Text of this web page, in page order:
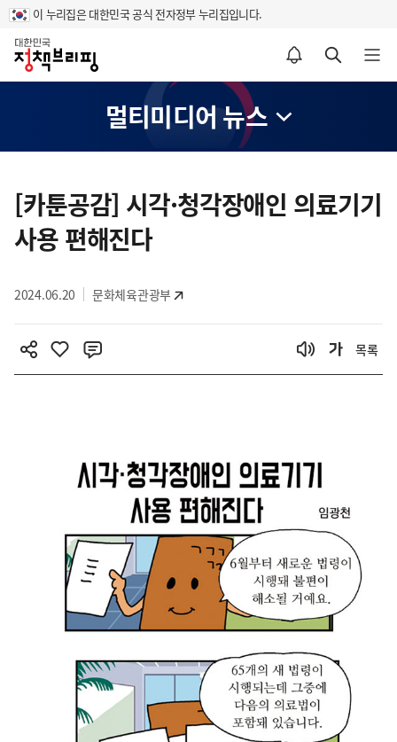
이 누리집은 대한민국 공식 전자정부 누리집입니다.
홈
알림설정 바로가기 검색 바로가기 메뉴 열기
멀티미디어 뉴스
텐
츠
영
[카툰공감] 시각·청각장애인 의료기기
사용 편해진다
2024.06.20 문화체육관광부
목록